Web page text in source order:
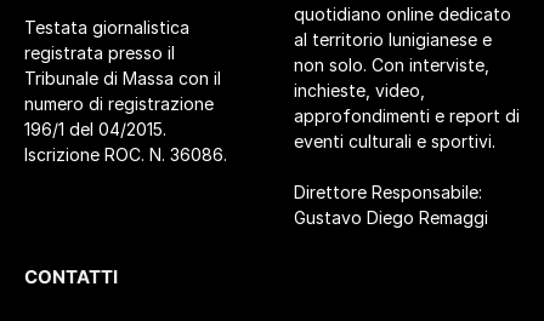
Testata giornalistica
registrata presso il
Tribunale di Massa con il
numero di registrazione
196/1 del 04/2015.
Iscrizione ROC. N. 36086.
quotidiano online dedicato
al territorio lunigianese e
non solo. Con interviste,
inchieste, video,
approfondimenti e report di
eventi culturali e sportivi.
Direttore Responsabile:
Gustavo Diego Remaggi
CONTATTI